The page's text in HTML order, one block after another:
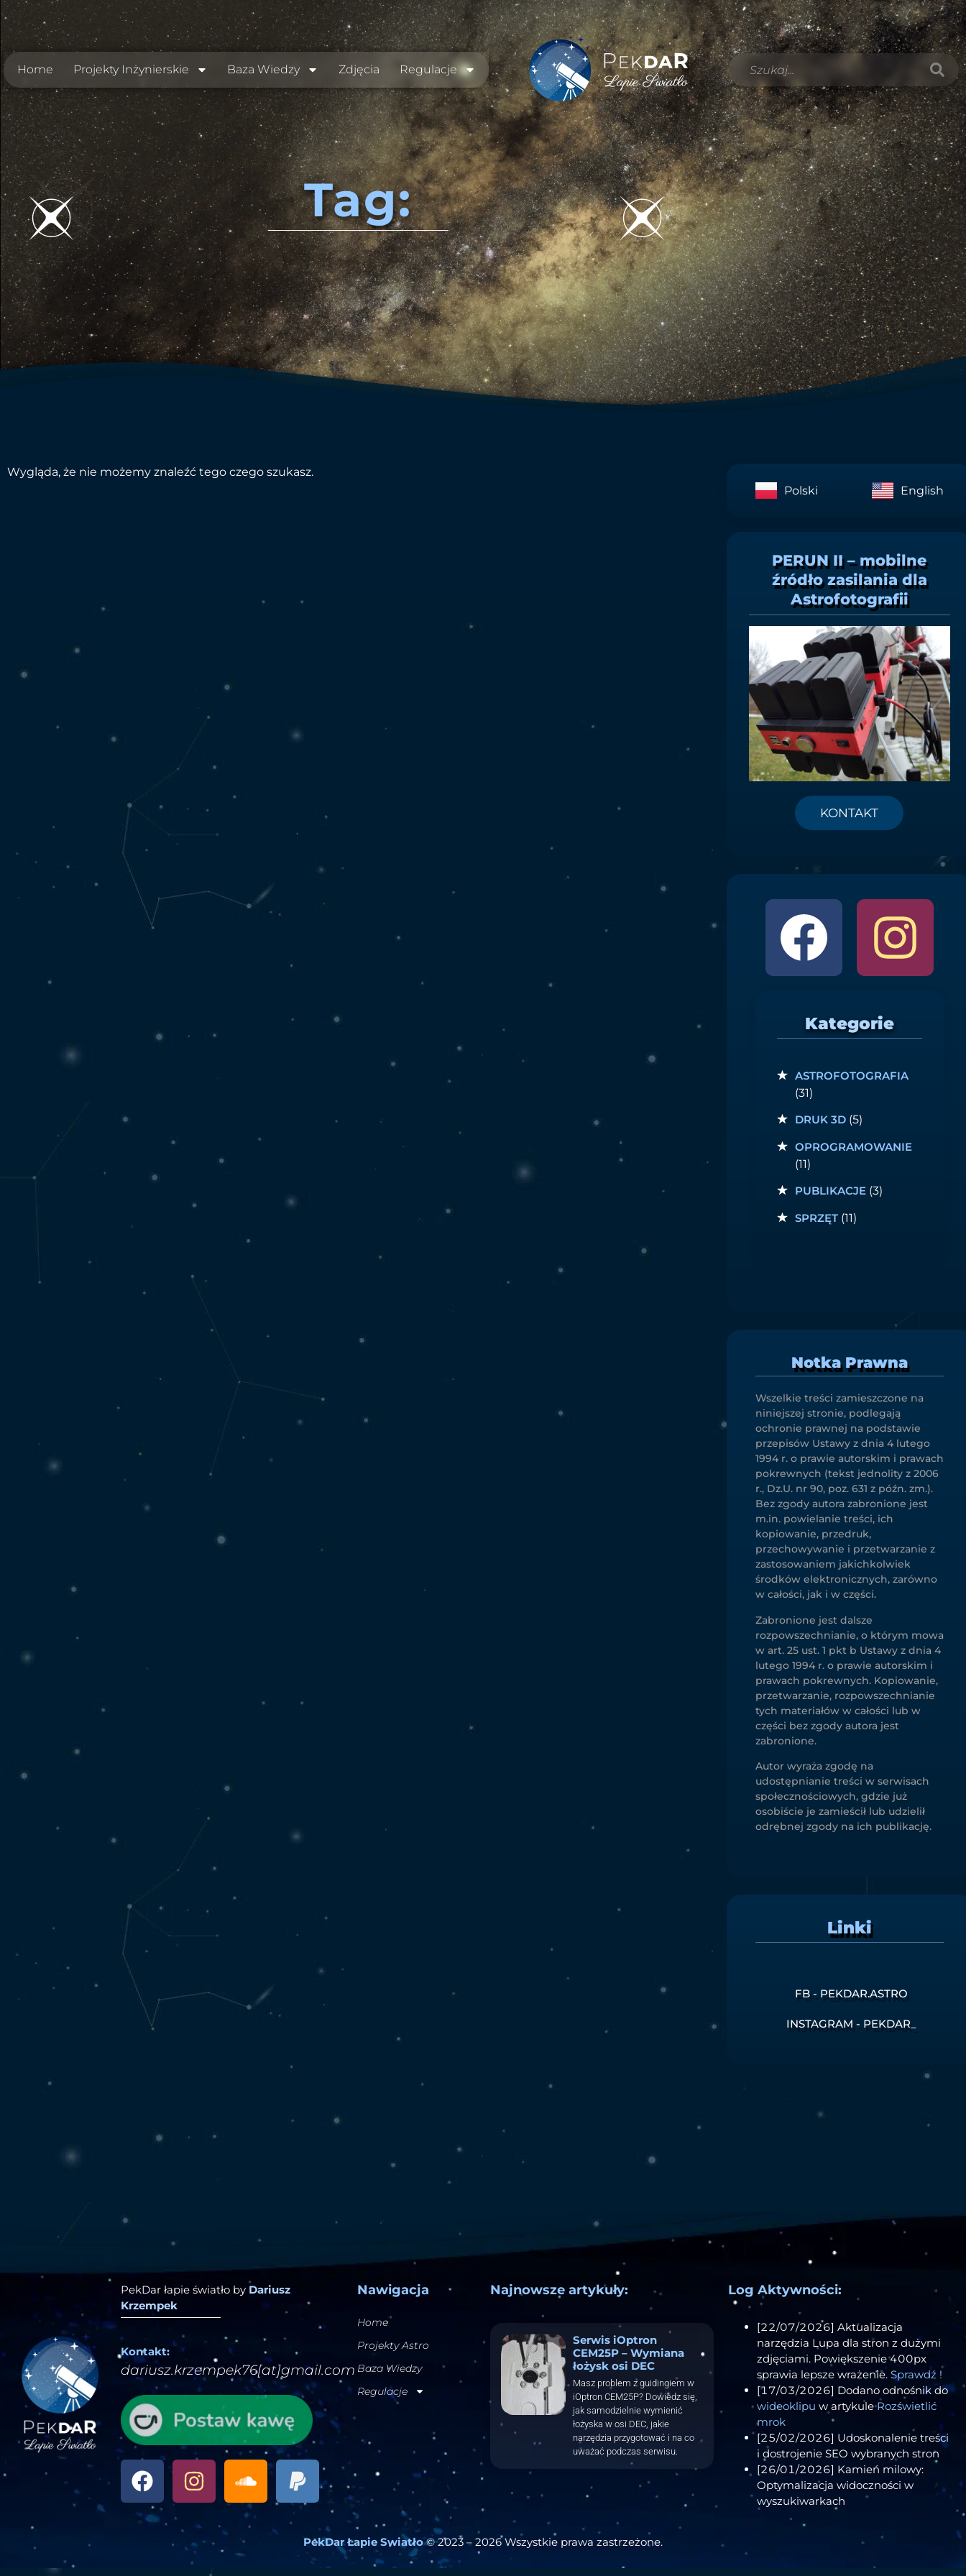
Home Projekty Inżynierskie Baza Wiedzy Zdjęcia Regulacje
Tag:
Wygląda, że nie możemy znaleźć tego czego szukasz.
Polski
English
PERUN II – mobilne
źródło zasilania dla
Astrofotografii
KONTAKT
Kategorie
ASTROFOTOGRAFIA
(31)
DRUK 3D(5)
OPROGRAMOWANIE
(11)
PUBLIKACJE(3)
SPRZĘT(11)
Notka Prawna
Wszelkie treści zamieszczone na
niniejszej stronie, podlegają
ochronie prawnej na podstawie
przepisów Ustawy z dnia 4 lutego
1994 r. o prawie autorskim i prawach
pokrewnych (tekst jednolity z 2006
r., Dz.U. nr 90, poz. 631 z późn. zm.).
Bez zgody autora zabronione jest
m.in. powielanie treści, ich
kopiowanie, przedruk,
przechowywanie i przetwarzanie z
zastosowaniem jakichkolwiek
środków elektronicznych, zarówno
w całości, jak i w części.
Zabronione jest dalsze
rozpowszechnianie, o którym mowa
w art. 25 ust. 1 pkt b Ustawy z dnia 4
lutego 1994 r. o prawie autorskim i
prawach pokrewnych. Kopiowanie,
przetwarzanie, rozpowszechnianie
tych materiałów w całości lub w
części bez zgody autora jest
zabronione.
Autor wyraża zgodę na
udostępnianie treści w serwisach
społecznościowych, gdzie już
osobiście je zamieścił lub udzielił
odrębnej zgody na ich publikację.
Linki
FB - PEKDAR.ASTRO
INSTAGRAM - PEKDAR_
PekDar łapie światło by Dariusz
Krzempek
Kontakt:
dariusz.krzempek76[at]gmail.com
Nawigacja
Home
Projekty Astro
Baza Wiedzy
Regulacje
Najnowsze artykuły:
Serwis iOptron
CEM25P – Wymiana
łożysk osi DEC
Masz problem z guidingiem w
iOptron CEM25P? Dowiedz się,
jak samodzielnie wymienić
łożyska w osi DEC, jakie
narzędzia przygotować i na co
uważać podczas serwisu.
Log Aktywności:
[22/07/2026] Aktualizacja
narzędzia Lupa dla stron z dużymi
zdjęciami. Powiększenie 400px
sprawia lepsze wrażenie. Sprawdź !
[17/03/2026] Dodano odnośnik do
wideoklipu w artykuleRozświetlić
mrok
[25/02/2026] Udoskonalenie treści
i dostrojenie SEO wybranych stron
[26/01/2026] Kamień milowy:
Optymalizacja widoczności w
wyszukiwarkach
PekDar Łapie Swiatło© 2023 – 2026 Wszystkie prawa zastrzeżone.